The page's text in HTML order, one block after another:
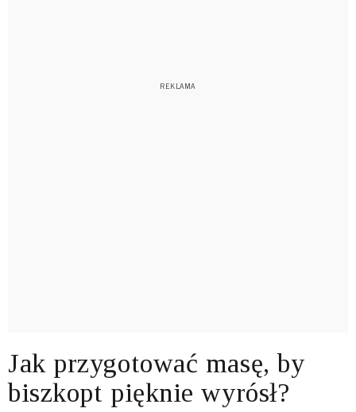
Jak przygotować masę, by
biszkopt pięknie wyrósł?